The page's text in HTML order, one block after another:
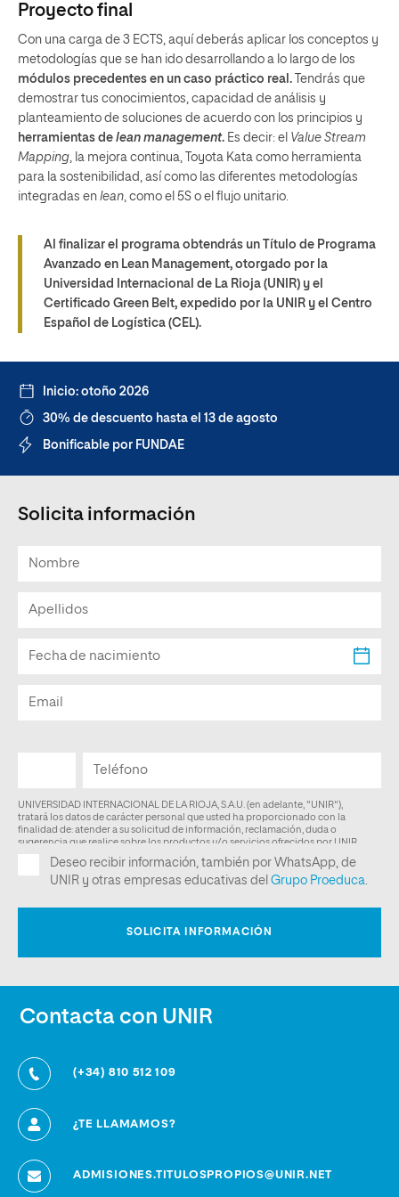
Proyecto final
Con una carga de 3 ECTS, aquí deberás aplicar los conceptos y
metodologías que se han ido desarrollando a lo largo de los
módulos precedentes en un caso práctico real. Tendrás que
demostrar tus conocimientos, capacidad de análisis y
planteamiento de soluciones de acuerdo con los principios y
herramientas de lean management. Es decir: el Value Stream
Mapping, la mejora continua, Toyota Kata como herramienta
para la sostenibilidad, así como las diferentes metodologías
integradas en lean, como el 5S o el flujo unitario.
Al finalizar el programa obtendrás un Título de Programa
Avanzado en Lean Management, otorgado por la
Universidad Internacional de La Rioja (UNIR) y el
Certificado Green Belt, expedido por la UNIR y el Centro
Español de Logística (CEL).
Inicio: otoño 2026
30% de descuento hasta el 13 de agosto
Bonificable por FUNDAE
Solicita información
Contacta con UNIR
(+34) 810 512 109
¿TE LLAMAMOS?
ADMISIONES.TITULOSPROPIOS@UNIR.NET